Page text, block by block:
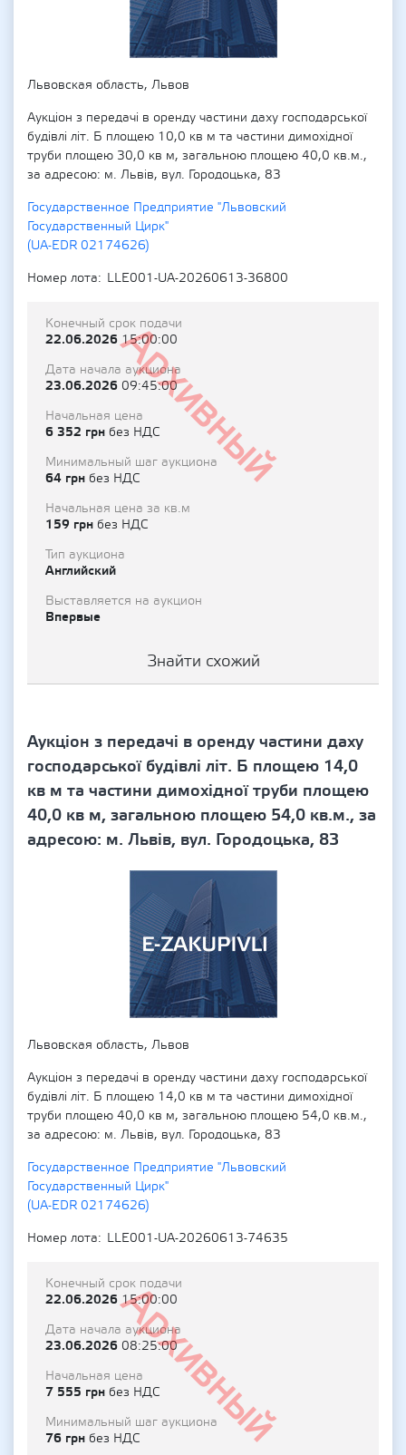
Львовская область, Львов
Аукціон з передачі в оренду частини даху господарської
будівлі літ. Б площею 10,0 кв м та частини димохідної
труби площею 30,0 кв м, загальною площею 40,0 кв.м.,
за адресою: м. Львів, вул. Городоцька, 83
Государственное Предприятие "Львовский
Государственный Цирк"
(UA-EDR 02174626)
Номер лота
LLE001-UA-20260613-36800
Архивный
Конечный срок подачи
22.06.202615:00:00
Дата начала аукциона
23.06.2026 09:45:00
Начальная цена
6 352 грн без НДС
Минимальный шаг аукциона
64 грн без НДС
Начальная цена за кв.м
159 грн без НДС
Тип аукциона
Английский
Выставляется на аукцион
Впервые
Знайти схожий
Аукціон з передачі в оренду частини даху
господарської будівлі літ. Б площею 14,0
кв м та частини димохідної труби площею
40,0 кв м, загальною площею 54,0 кв.м., за
адресою: м. Львів, вул. Городоцька, 83
Львовская область, Львов
Аукціон з передачі в оренду частини даху господарської
будівлі літ. Б площею 14,0 кв м та частини димохідної
труби площею 40,0 кв м, загальною площею 54,0 кв.м.,
за адресою: м. Львів, вул. Городоцька, 83
Государственное Предприятие "Львовский
Государственный Цирк"
(UA-EDR 02174626)
Номер лота
LLE001-UA-20260613-74635
Архивный
Конечный срок подачи
22.06.202615:00:00
Дата начала аукциона
23.06.2026 08:25:00
Начальная цена
7 555 грн без НДС
Минимальный шаг аукциона
76 грн без НДС